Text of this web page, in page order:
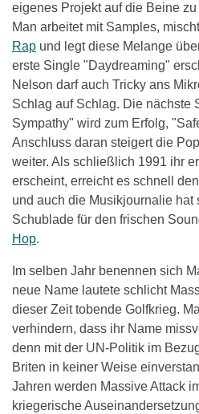
eigenes Projekt auf die Beine
Man arbeitet mit Samples,
Rap und legt diese Melange
erste Single "Daydreaming"
Nelson darf auch Tricky ans
Schlag auf Schlag. Die nächste
Sympathy" wird zum Erfolg,
Anschluss daran steigert die
weiter. Als schließlich 1991 ihr
erscheint, erreicht es schnell
und auch die Musikjournalie hat
Schublade für den frischen
Hop.
Im selben Jahr benennen sich
neue Name lautete schlicht
dieser Zeit tobende Golfkrieg.
verhindern, dass ihr Name
denn mit der UN-Politik im
Briten in keiner Weise
Jahren werden Massive Attack
kriegerische